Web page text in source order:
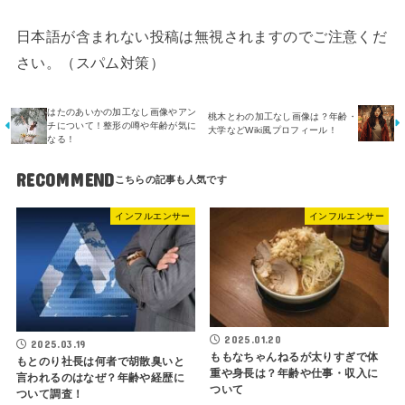
日本語が含まれない投稿は無視されますのでご注意くだ
さい。（スパム対策）
はたのあいかの加工なし画像やアン
チについて！整形の噂や年齢が気に
なる！
桃木とわの加工なし画像は？年齢・
大学などWiki風プロフィール！
RECOMMEND
インフルエンサー
2025.03.19
もとのり社長は何者で胡散臭いと
言われるのはなぜ？年齢や経歴に
ついて調査！
インフルエンサー
2025.01.20
ももなちゃんねるが太りすぎで体
重や身長は？年齢や仕事・収入に
ついて